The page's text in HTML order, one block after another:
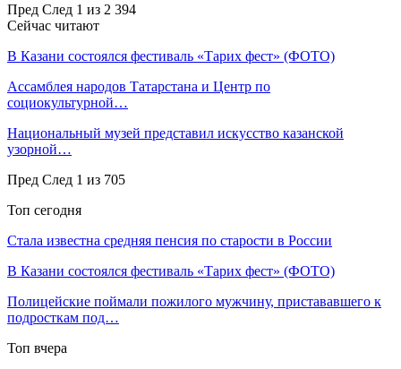
Пред След 1 из 2 394
Сейчас читают
В Казани состоялся фестиваль «Тарих фест» (ФОТО)
Ассамблея народов Татарстана и Центр по
социокультурной…
Национальный музей представил искусство казанской
узорной…
Пред След 1 из 705
Топ сегодня
Стала известна средняя пенсия по старости в России
В Казани состоялся фестиваль «Тарих фест» (ФОТО)
Полицейские поймали пожилого мужчину, пристававшего к
подросткам под…
Топ вчера